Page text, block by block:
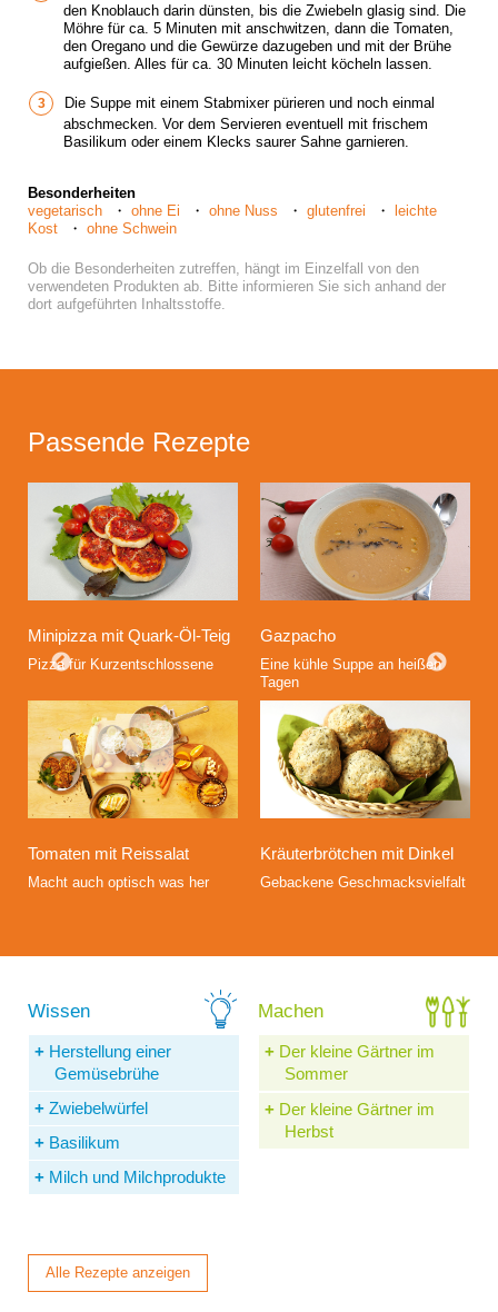
den Knoblauch darin dünsten, bis die Zwiebeln glasig sind. Die
Möhre für ca. 5 Minuten mit anschwitzen, dann die Tomaten,
den Oregano und die Gewürze dazugeben und mit der Brühe
aufgießen. Alles für ca. 30 Minuten leicht köcheln lassen.
Die Suppe mit einem Stabmixer pürieren und noch einmal
abschmecken. Vor dem Servieren eventuell mit frischem
Basilikum oder einem Klecks saurer Sahne garnieren.
Besonderheiten
vegetarisch
ohne Ei ohne Nuss glutenfrei
leichte
Kost
ohne Schwein
Ob die Besonderheiten zutreffen, hängt im Einzelfall von den
verwendeten Produkten ab. Bitte informieren Sie sich anhand der
dort aufgeführten Inhaltsstoffe.
Passende Rezepte
Minipizza mit Quark-Öl-Teig
Pizza für Kurzentschlossene
Gazpacho
Eine kühle Suppe an heißen
Tagen
Tomaten mit Reissalat
Macht auch optisch was her
Kräuterbrötchen mit Dinkel
Gebackene Geschmacksvielfalt
Herstellung einer
Gemüsebrühe
Zwiebelwürfel
Basilikum
Milch und Milchprodukte
Der kleine Gärtner im
Sommer
Der kleine Gärtner im
Herbst
Alle Rezepte anzeigen